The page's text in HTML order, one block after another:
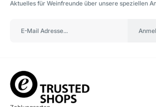
Aktuelles für Weinfreunde über unsere speziellen